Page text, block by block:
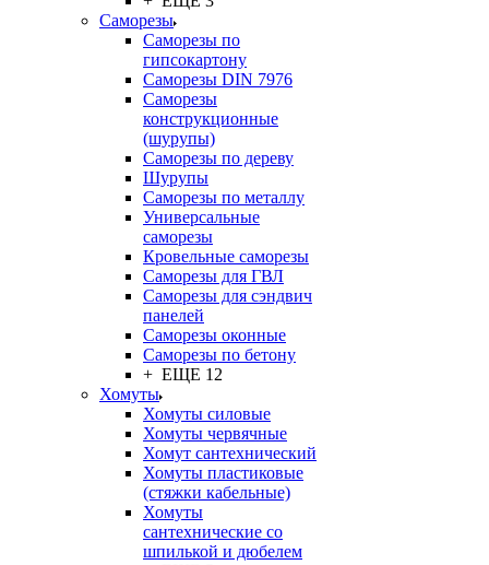
Саморезы
Саморезы по
гипсокартону
Саморезы DIN 7976
Саморезы
конструкционные
(шурупы)
Саморезы по дереву
Шурупы
Саморезы по металлу
Универсальные
саморезы
Кровельные саморезы
Саморезы для ГВЛ
Саморезы для сэндвич
панелей
Саморезы оконные
Саморезы по бетону
+ ЕЩЕ 12
Хомуты
Хомуты силовые
Хомуты червячные
Хомут сантехнический
Хомуты пластиковые
(стяжки кабельные)
Хомуты
сантехнические со
шпилькой и дюбелем